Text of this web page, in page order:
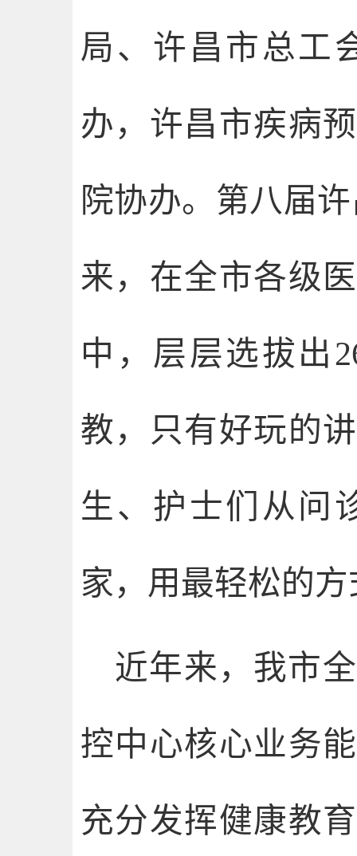
局、许昌市总工
办，许昌市疾病
院协办。第八届
来，在全市各级
中，层层选拔出
教，只有好玩的
生、护士们从问
家，用最轻松的
近年来，我市
控中心核心业务
充分发挥健康教